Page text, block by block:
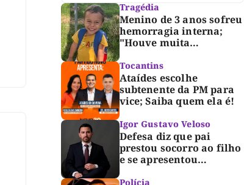
Tragédia
Menino de 3 anos sofreu
hemorragia interna;
"Houve muita
violência", diz diretor
do IML
Tocantins
Ataídes escolhe
subtenente da PM para
vice; Saiba quem ela é!
Igor Gustavo Veloso
Defesa diz que pai
prestou socorro ao filho
e se apresentou
espontaneamente à
Polícia